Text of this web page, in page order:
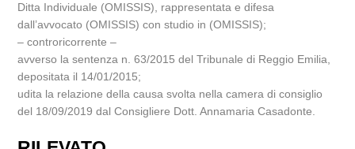
Ditta Individuale (OMISSIS), rappresentata e difesa
dall’avvocato (OMISSIS) con studio in (OMISSIS);
– controricorrente –
avverso la sentenza n. 63/2015 del Tribunale di Reggio Emilia,
depositata il 14/01/2015;
udita la relazione della causa svolta nella camera di consiglio
del 18/09/2019 dal Consigliere Dott. Annamaria Casadonte.